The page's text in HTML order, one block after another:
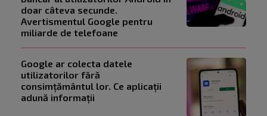
doar câteva secunde.
Avertismentul Google pentru
miliarde de telefoane
Google ar colecta datele
utilizatorilor fără
consimțământul lor. Ce aplicații
adună informații